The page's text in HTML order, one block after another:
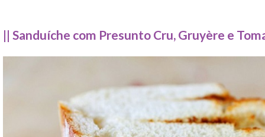
|| Sanduíche com Presunto Cru, Gruyère e